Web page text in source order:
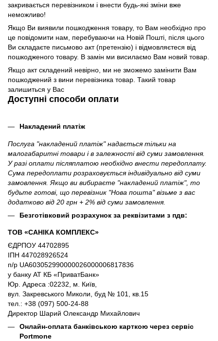
закривається перевізником і внести будь-які зміни вже
неможливо!
Якщо Ви виявили пошкодження товару, то Вам необхідно про
це повідомити нам, перебуваючи на Новій Пошті, після цього
Ви складаєте письмово акт (претензію) і відмовляєтеся від
пошкодженого товару. В замін ми висилаємо Вам новий товар.
Якщо акт складений невірно, ми не зможемо замінити Вам
пошкоджений з вини перевізника товар. Такий товар
залишиться у Вас
Доступні способи оплати
Накладений платіж
Послуга "накладений платіж" надається тільки на
малогабаритні товари і в залежності від суми замовлення.
У разі оплати післяплатою необхідно внести передоплату.
Сума передоплати розраховується індивідуально від суми
замовлення. Якщо ви вибираєте "накладений платіж", то
будьте готові, що перевізник "Нова пошта" візьме з вас
додатково від 20 грн + 2% від суми замовлення.
Безготівковий розрахунок за реквізитами з пдв:
ТОВ «САНІКА КОМПЛЕКС»
ЄДРПОУ 44702895
ІПН 447028926524
п/р UA603052990000026000006817836
у банку АТ КБ «ПриватБанк»
Юр. Адреса :02232, м. Київ,
вул. Закревського Миколи, буд № 101, кв.15
тел.: +38 (097) 500-24-88
Директор Шарий Олександр Михайлович
Онлайн-оплата банківською карткою через сервіс
Portmone